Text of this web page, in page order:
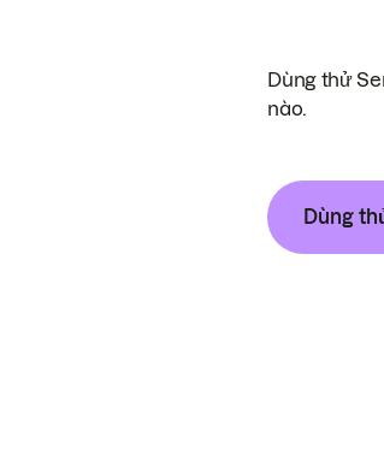
Dùng thử
nào.
Dùng